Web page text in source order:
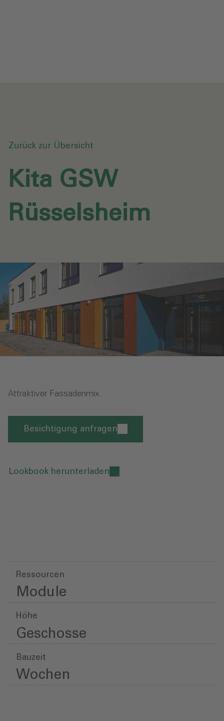
Zurück zur Übersicht
Kita GSW
Rüsselsheim‎
Attraktiver Fassadenmix.
Besichtigung anfragen
Lookbook herunterladen
Ressourcen
Module
Höhe
Geschosse
Bauzeit
Wochen